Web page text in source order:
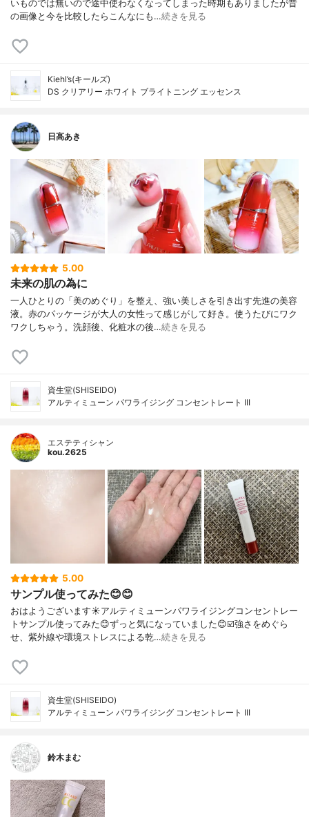
いものでは無いので途中使わなくなってしまった時期もありましたが昔
の画像と今を比較したらこんなにも…続きを見る
Kiehl’s(キールズ)
DS クリアリー ホワイト ブライトニング エッセンス
日高あき
5.00
未来の肌の為に
一人ひとりの「美のめぐり」を整え、強い美しさを引き出す先進の美容
液。赤のパッケージが大人の女性って感じがして好き。使うたびにワク
ワクしちゃう。洗顔後、化粧水の後…続きを見る
資生堂(SHISEIDO)
アルティミューン パワライジング コンセントレート III
エステティシャン
kou.2625
5.00
サンプル使ってみた😊😊
おはようございます☀アルティミューンパワライジングコンセントレー
トサンプル使ってみた😊ずっと気になっていました😊☑️強さをめぐら
せ、紫外線や環境ストレスによる乾…続きを見る
資生堂(SHISEIDO)
アルティミューン パワライジング コンセントレート III
鈴木まむ